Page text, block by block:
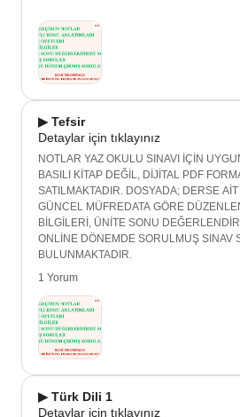
▶ Tefsir
Detaylar için tıklayınız
NOTLAR YAZ OKULU SINAVI İÇİN
BASILI KİTAP DEĞİL, DİJİTAL PDF
SATILMAKTADIR. DOSYADA; DERSE
GÜNCEL MÜFREDATA GÖRE
BİLGİLERİ, ÜNİTE SONU
ONLİNE DÖNEMDE SORULMUŞ SINAV
BULUNMAKTADIR.
1 Yorum
▶ Türk Dili 1
Detaylar için tıklayınız